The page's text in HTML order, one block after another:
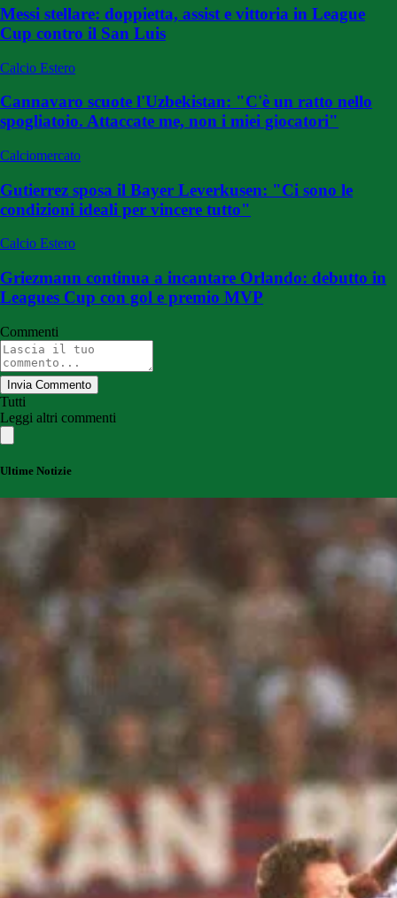
Messi stellare: doppietta, assist e vittoria in League
Cup contro il San Luis
Calcio Estero
Cannavaro scuote l'Uzbekistan: "C'è un ratto nello
spogliatoio. Attaccate me, non i miei giocatori"
Calciomercato
Gutierrez sposa il Bayer Leverkusen: "Ci sono le
condizioni ideali per vincere tutto"
Calcio Estero
Griezmann continua a incantare Orlando: debutto in
Leagues Cup con gol e premio MVP
Commenti
Invia Commento
Tutti
Leggi altri commenti
Ultime Notizie